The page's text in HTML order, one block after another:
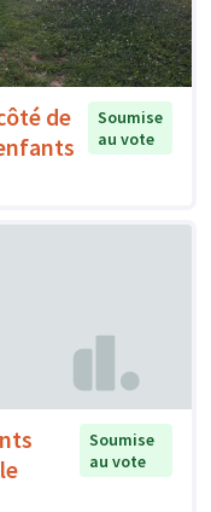
de
Soumise
au vote
Soumise
au vote